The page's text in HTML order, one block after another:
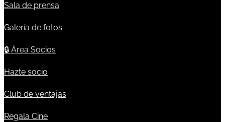
Sala de prensa
Galería de fotos
🔒 Área Socios
Hazte socio
Club de ventajas
Regala Cine